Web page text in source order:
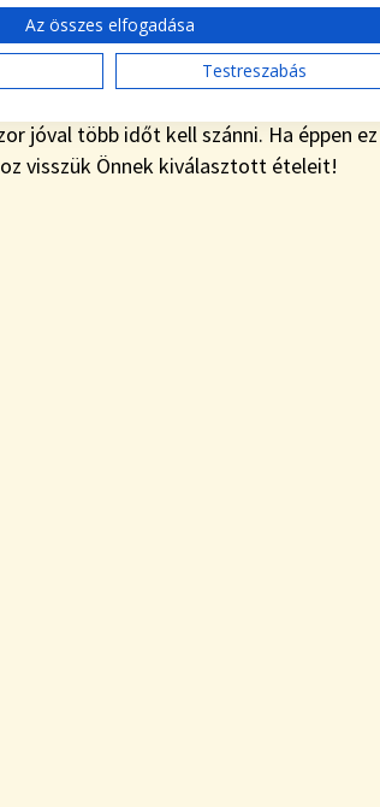
borssal és köménnyel fűszerezve –
az a nézet, hogy az az étel, ami
imént felsorolt nemzeti ételeik
jóval több időt kell szánni. Ha éppen
visszük Önnek kiválasztott ételeit!
Az összes elfogadása
Testreszabás